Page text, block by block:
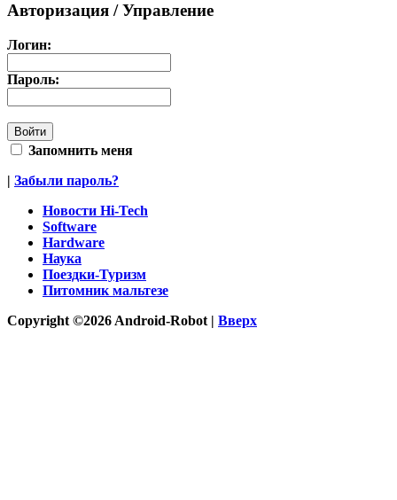
Авторизация / Управление
Логин:
Пароль:
Запомнить меня
| Забыли пароль?
Новости Hi-Tech
Software
Hardware
Наука
Поездки-Туризм
Питомник мальтезе
Copyright ©2026 Android-Robot | Вверх